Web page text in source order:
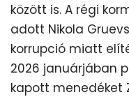
között is. A régi
adott Nikola
korrupció miatt
2026 januárjában
kapott menedéket